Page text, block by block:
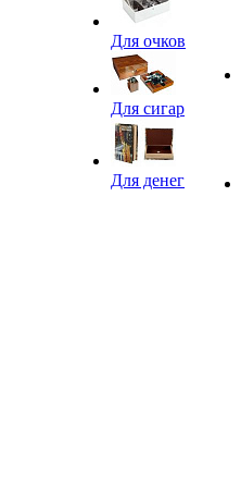
Для очков
Для сигар
Для денег